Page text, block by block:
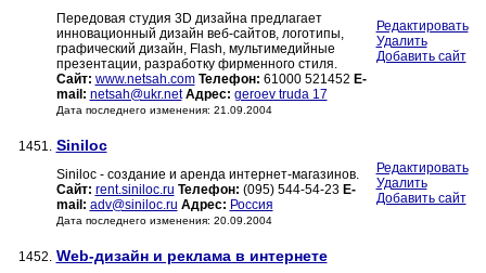
Передовая студия 3D дизайна предлагает
инновационный дизайн веб-сайтов, логотипы,
графический дизайн, Flash, мультимедийные
презентации, разработку фирменного стиля.
Сайт: www.netsah.com Телефон: 61000 521452 E-
mail: netsah@ukr.net Адрес: geroev truda 17
Дата последнего изменения: 21.09.2004
Редактировать
Удалить
Добавить сайт
1451. Siniloc
Siniloc - создание и аренда интернет-магазинов.
Сайт: rent.siniloc.ru Телефон: (095) 544-54-23 E-
mail: adv@siniloc.ru Адрес: Россия
Дата последнего изменения: 20.09.2004
Редактировать
Удалить
Добавить сайт
1452. Web-дизайн и реклама в интернете